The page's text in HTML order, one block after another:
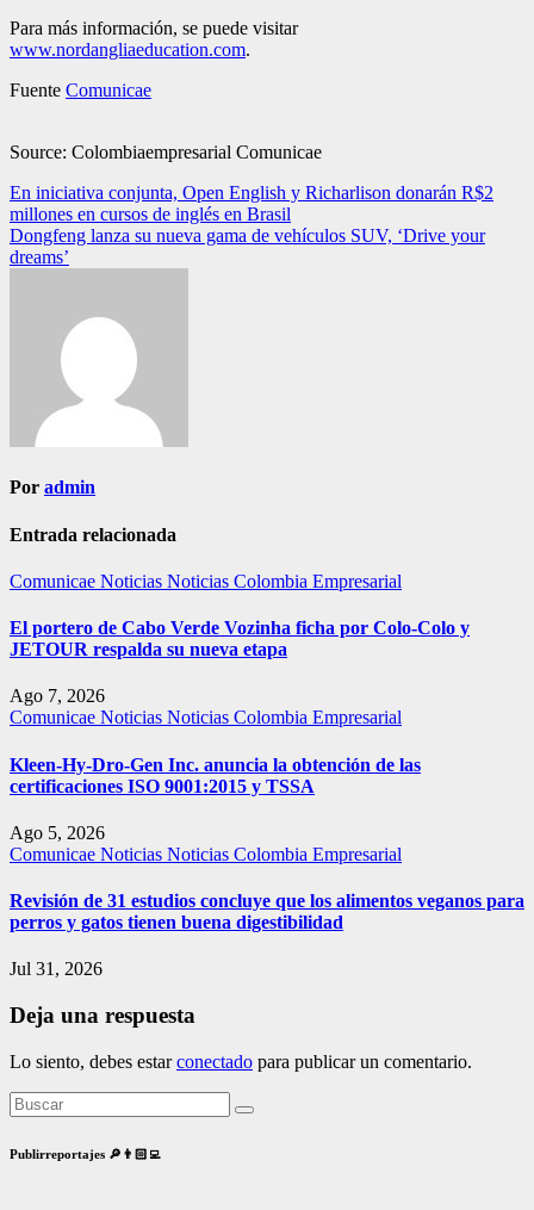
Para más información, se puede visitar
www.nordangliaeducation.com.
Fuente Comunicae
Source: Colombiaempresarial Comunicae
Navegación
de
entradas
En iniciativa conjunta, Open English y Richarlison donarán R$2
millones en cursos de inglés en Brasil
Dongfeng lanza su nueva gama de vehículos SUV, ‘Drive your
dreams’
Por admin
Entrada relacionada
Comunicae Noticias Noticias Colombia Empresarial
El portero de Cabo Verde Vozinha ficha por Colo-Colo y
JETOUR respalda su nueva etapa
Ago 7, 2026
Comunicae Noticias Noticias Colombia Empresarial
Kleen-Hy-Dro-Gen Inc. anuncia la obtención de las
certificaciones ISO 9001:2015 y TSSA
Ago 5, 2026
Comunicae Noticias Noticias Colombia Empresarial
Revisión de 31 estudios concluye que los alimentos veganos para
perros y gatos tienen buena digestibilidad
Jul 31, 2026
Deja una respuesta
Lo siento, debes estarconectado para publicar un comentario.
Publirreportajes 🔎👨🏻‍💻